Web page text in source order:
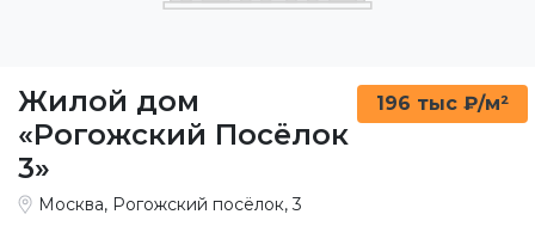
Жилой дом
«Рогожский Посёлок
3»
196 тыс ₽/м²
Москва, Рогожский посёлок, 3